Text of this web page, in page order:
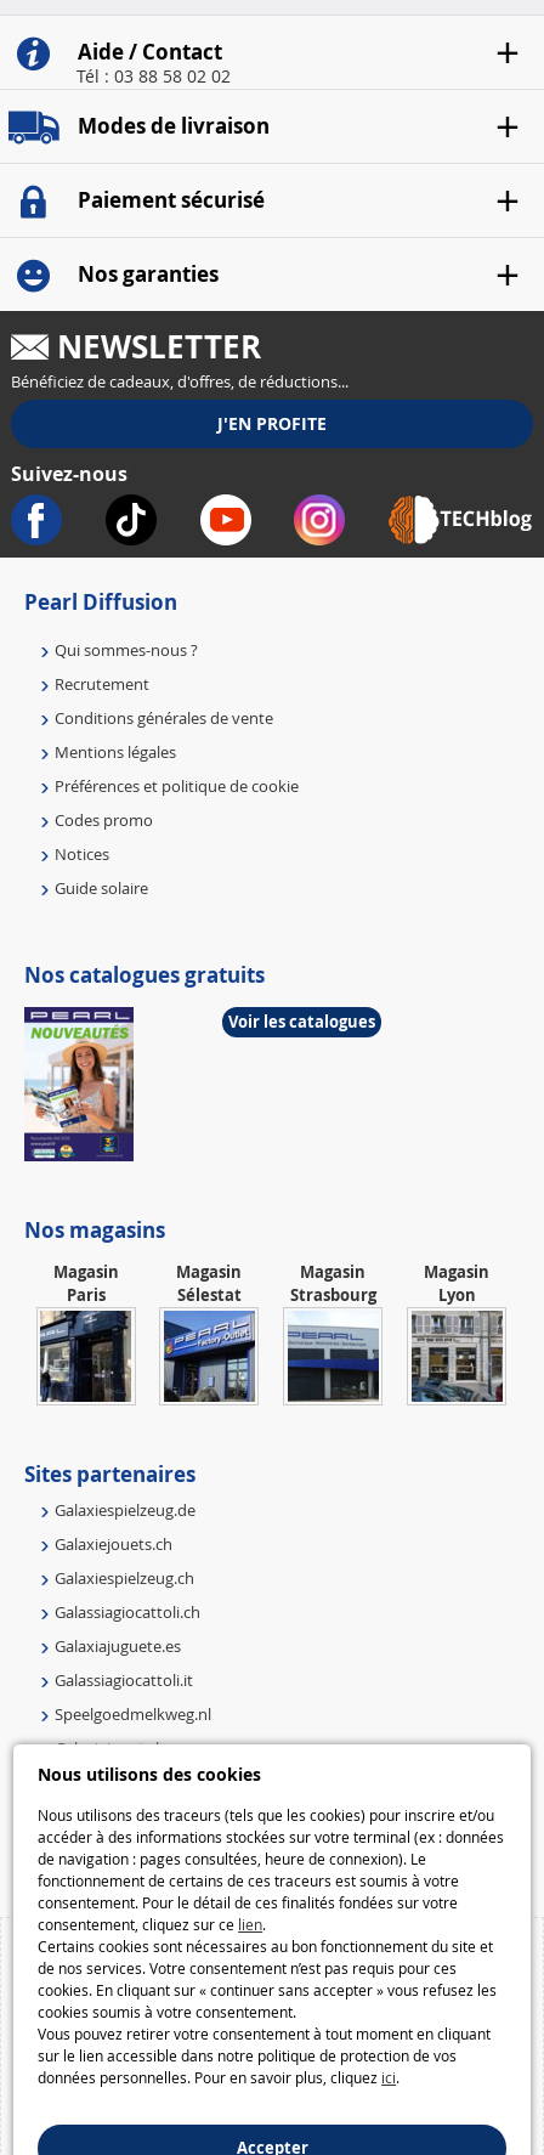
Nous utilisons des cookies
Nous utilisons des traceurs (tels que les cookies) pour inscrire et/ou
accéder à des informations stockées sur votre terminal (ex : données
de navigation : pages consultées, heure de connexion). Le
fonctionnement de certains de ces traceurs est soumis à votre
consentement. Pour le détail de ces finalités fondées sur votre
consentement, cliquez sur ce lien.
Certains cookies sont nécessaires au bon fonctionnement du site et
de nos services. Votre consentement n’est pas requis pour ces
cookies. En cliquant sur « continuer sans accepter » vous refusez les
cookies soumis à votre consentement.
Vous pouvez retirer votre consentement à tout moment en cliquant
sur le lien accessible dans notre politique de protection de vos
données personnelles. Pour en savoir plus, cliquez ici.
Accepter
Aide / Contact
Tél : 03 88 58 02 02
Modes de livraison
Paiement sécurisé
Nos garanties
NEWSLETTER
Bénéficiez de cadeaux, d'offres, de réductions...
Suivez-nous
Pearl Diffusion
Qui sommes-nous ?
Recrutement
Conditions générales de vente
Mentions légales
Préférences et politique de cookie
Codes promo
Notices
Guide solaire
Nos catalogues gratuits
Voir les catalogues
Nos magasins
Magasin
Paris
Magasin
Sélestat
Magasin
Strasbourg
Magasin
Lyon
Sites partenaires
Galaxiespielzeug.de
Galaxiejouets.ch
Galaxiespielzeug.ch
Galassiagiocattoli.ch
Galaxiajuguete.es
Galassiagiocattoli.it
Speelgoedmelkweg.nl
Galaxiejouets.be
Galaxiespielzeug.be
Speelgoedmelkweg.be
Macway.com